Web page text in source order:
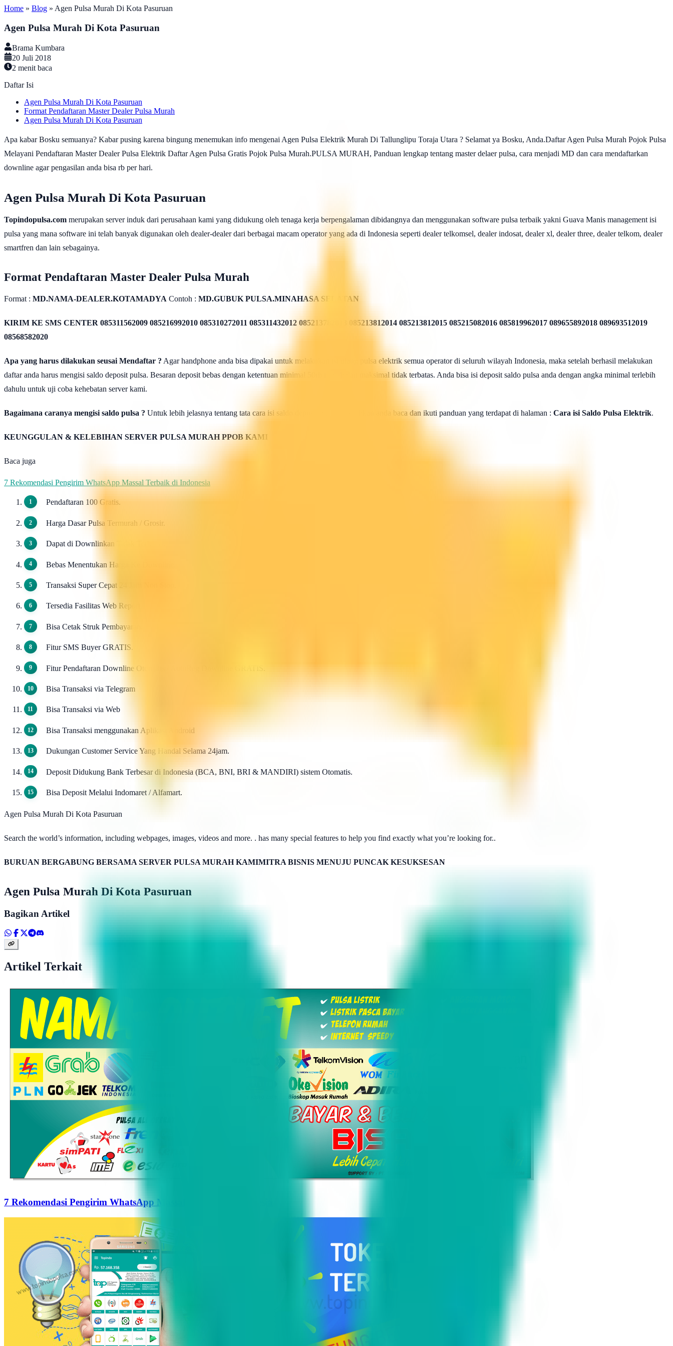
Home » Blog » Agen Pulsa Murah Di Kota Pasuruan
Agen Pulsa Murah Di Kota Pasuruan
Brama Kumbara
20 Juli 2018
2 menit baca
Daftar Isi
Agen Pulsa Murah Di Kota Pasuruan
Format Pendaftaran Master Dealer Pulsa Murah
Agen Pulsa Murah Di Kota Pasuruan
Apa kabar Bosku semuanya? Kabar pusing karena bingung menemukan info mengenai Agen Pulsa Elektrik Murah Di Tallunglipu Toraja Utara ? Selamat ya Bosku, Anda.Daftar Agen Pulsa Murah Pojok Pulsa
Melayani Pendaftaran Master Dealer Pulsa Elektrik Daftar Agen Pulsa Gratis Pojok Pulsa Murah.PULSA MURAH, Panduan lengkap tentang master delaer pulsa, cara menjadi MD dan cara mendaftarkan
downline agar pengasilan anda bisa rb per hari.
Agen Pulsa Murah Di Kota Pasuruan
Topindopulsa.com merupakan server induk dari perusahaan kami yang didukung oleh tenaga kerja berpengalaman dibidangnya dan menggunakan software pulsa terbaik yakni Guava Manis management isi
pulsa yang mana software ini telah banyak digunakan oleh dealer-dealer dari berbagai macam operator yang ada di Indonesia seperti dealer telkomsel, dealer indosat, dealer xl, dealer three, dealer telkom, dealer
smartfren dan lain sebagainya.
Format Pendaftaran Master Dealer Pulsa Murah
Format : MD.NAMA-DEALER.KOTAMADYA Contoh : MD.GUBUK PULSA.MINAHASA SELATAN
KIRIM KE SMS CENTER 085311562009 085216992010 085310272011 085311432012 085213782013 085213812014 085213812015 085215082016 085819962017 089655892018 089693512019
08568582020
Apa yang harus dilakukan seusai Mendaftar ? Agar handphone anda bisa dipakai untuk melakukan isi ulang pulsa elektrik semua operator di seluruh wilayah Indonesia, maka setelah berhasil melakukan
daftar anda harus mengisi saldo deposit pulsa. Besaran deposit bebas dengan ketentuan minimal 50rb rupiah dan maksimal tidak terbatas. Anda bisa isi deposit saldo pulsa anda dengan angka minimal terlebih
dahulu untuk uji coba kehebatan server kami.
Bagaimana caranya mengisi saldo pulsa ? Untuk lebih jelasnya tentang tata cara isi saldo deposit pulsa ini silahkan anda baca dan ikuti panduan yang terdapat di halaman : Cara isi Saldo Pulsa Elektrik.
KEUNGGULAN & KELEBIHAN SERVER PULSA MURAH PPOB KAMI
Baca juga
7 Rekomendasi Pengirim WhatsApp Massal Terbaik di Indonesia
Pendaftaran 100 Gratis.
Harga Dasar Pulsa Termurah / Grosir.
Dapat di Downlinkan Tidak Terbatas.
Bebas Menentukan Harga Ke Downline.
Transaksi Super Cepat 24 Jam Non Stop.
Tersedia Fasilitas Web Report.
Bisa Cetak Struk Pembayaran.
Fitur SMS Buyer GRATIS.
Fitur Pendaftaran Downline Otomatis / AutoReg Downline GRATIS.
Bisa Transaksi via Telegram
Bisa Transaksi via Web
Bisa Transaksi menggunakan Aplikasi Android
Dukungan Customer Service Yang Handal Selama 24jam.
Deposit Didukung Bank Terbesar di Indonesia (BCA, BNI, BRI & MANDIRI) sistem Otomatis.
Bisa Deposit Melalui Indomaret / Alfamart.
Agen Pulsa Murah Di Kota Pasuruan
Search the world’s information, including webpages, images, videos and more. . has many special features to help you find exactly what you’re looking for..
BURUAN BERGABUNG BERSAMA SERVER PULSA MURAH KAMIMITRA BISNIS MENUJU PUNCAK KESUKSESAN
Agen Pulsa Murah Di Kota Pasuruan
Bagikan Artikel
Artikel Terkait
7 Rekomendasi Pengirim WhatsApp Massal Terbaik di Indonesia